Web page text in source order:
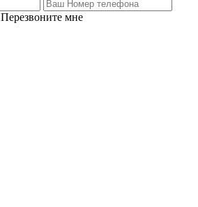
Перезвоните мне